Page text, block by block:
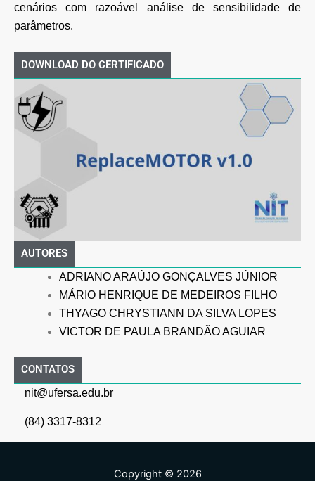
cenários com razoável análise de sensibilidade de
parâmetros.
DOWNLOAD DO CERTIFICADO
AUTORES
ADRIANO ARAÚJO GONÇALVES JÚNIOR
MÁRIO HENRIQUE DE MEDEIROS FILHO
THYAGO CHRYSTIANN DA SILVA LOPES
VICTOR DE PAULA BRANDÃO AGUIAR
CONTATOS
nit@ufersa.edu.br
(84) 3317-8312
Copyright © 2026